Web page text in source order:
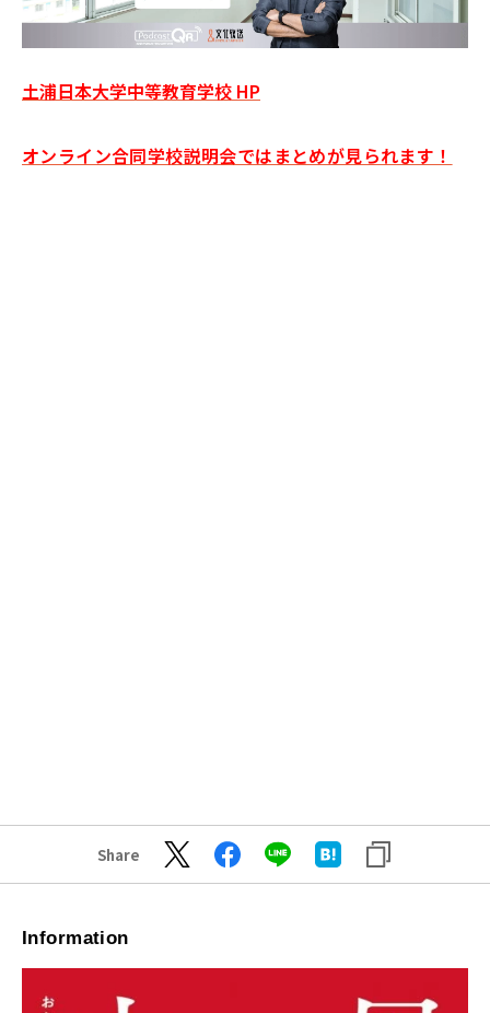
土浦日本大学中等教育学校 HP
オンライン合同学校説明会ではまとめが見られます！
Share
Information